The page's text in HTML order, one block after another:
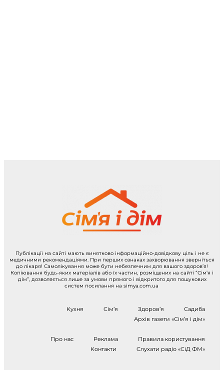
Публікації на сайті мають винятково інформаційно-довідкову ціль і не є
медичними рекомендаціями. При перших ознаках захворювання зверніться
до лікаря! Самолікування може бути небезпечним для вашого здоров’я!
Копіювання будь-яких матеріалів або їх частин, розміщених на сайті “Сім’я і
дім”, дозволяється лише за умови прямого і відкритого для пошукових
систем посилання на simya.com.ua
Кухня Сім’я Здоров’я
Садиба
Архів газети «Сім’я і дім»
Про нас Реклама
Правила користування
Контакти
Слухати радіо «СіД ФМ»